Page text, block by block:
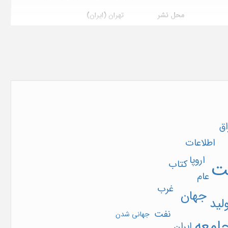
محل نشر
تهران (ایران)
جهان
عام
اروپا
نفت
غرب
اطلاعات
کتاب
جهانی شدن